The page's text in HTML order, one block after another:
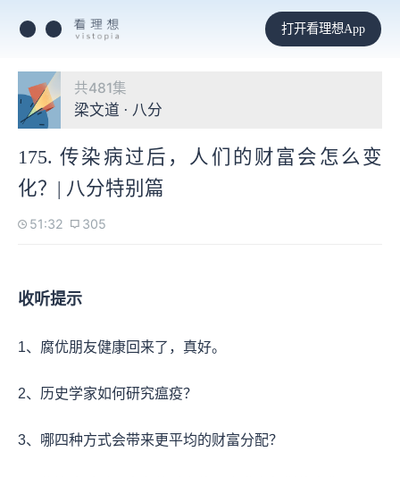
打开看理想App
共481集
梁文道 · 八分
175. 传染病过后，人们的财富会怎么变
化？| 八分特别篇
51:32 305
收听提示
1、腐优朋友健康回来了，真好。
2、历史学家如何研究瘟疫？
3、哪四种方式会带来更平均的财富分配？